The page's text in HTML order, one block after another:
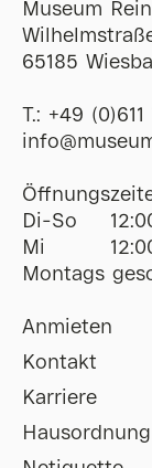
Museum
65185
T.: +49
ofni@
Di-So
Mi
Montags
Anmieten
Kontakt
Karriere
Hausordnung